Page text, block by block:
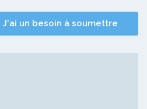
J'ai un besoin à soumettre